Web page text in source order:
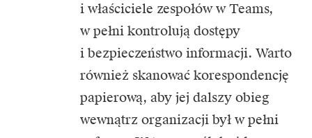
i właściciele zespołów w Teams,
w pełni kontrolują dostępy
i bezpieczeństwo informacji. Warto
również skanować korespondencję
papierową, aby jej dalszy obieg
wewnątrz organizacji był w pełni